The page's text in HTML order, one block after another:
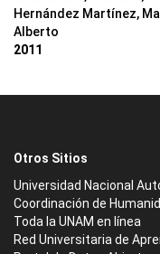
Hernández Martínez,
Alberto
2011
Otros Sitios
Universidad Nacional
Coordinación de
Toda la UNAM en línea
Red Universitaria de